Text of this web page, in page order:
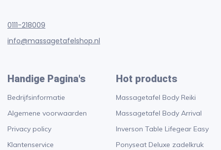
0111-218009
info@massagetafelshop.nl
Handige Pagina's
Bedrijfsinformatie
Algemene voorwaarden
Privacy policy
Klantenservice
Hot products
Massagetafel Body Reiki
Massagetafel Body Arrival
Inverson Table Lifegear Easy
Ponyseat Deluxe zadelkruk